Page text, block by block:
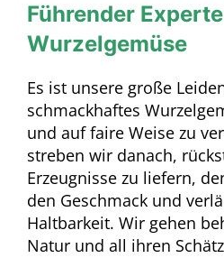
Führender
Wurzelgemüse
Es ist unsere große
schmackhaftes
und auf faire Weise zu
streben wir danach,
Erzeugnisse zu liefern,
den Geschmack und
Haltbarkeit. Wir gehen
Natur und all ihren